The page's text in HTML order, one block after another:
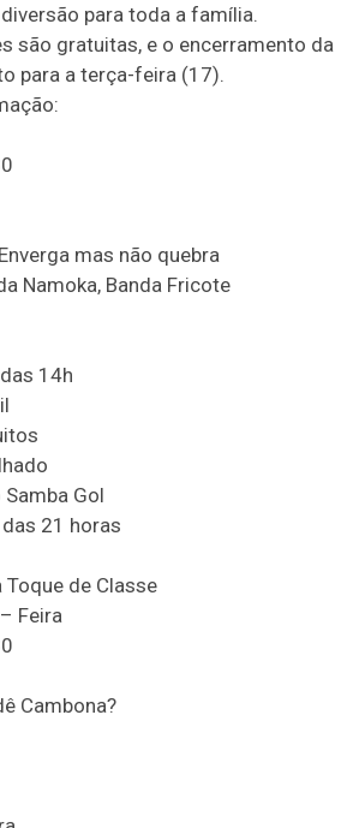
para toda a família.
são gratuitas, e o encerramento da
para a terça-feira (17).
mas não quebra
Namoka, Banda Fricote
14h
Gol
21 horas
de Classe
Feira
Cambona?